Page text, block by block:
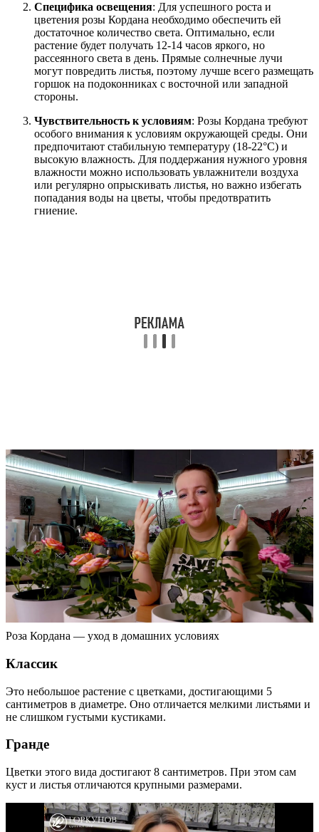
Специфика освещения: Для успешного роста и
цветения розы Кордана необходимо обеспечить ей
достаточное количество света. Оптимально, если
растение будет получать 12-14 часов яркого, но
рассеянного света в день. Прямые солнечные лучи
могут повредить листья, поэтому лучше всего размещать
горшок на подоконниках с восточной или западной
стороны.
Чувствительность к условиям: Розы Кордана требуют
особого внимания к условиям окружающей среды. Они
предпочитают стабильную температуру (18-22°C) и
высокую влажность. Для поддержания нужного уровня
влажности можно использовать увлажнители воздуха
или регулярно опрыскивать листья, но важно избегать
попадания воды на цветы, чтобы предотвратить
гниение.
Роза Кордана — уход в домашних условиях
Классик
Это небольшое растение с цветками, достигающими 5
сантиметров в диаметре. Оно отличается мелкими листьями и
не слишком густыми кустиками.
Гранде
Цветки этого вида достигают 8 сантиметров. При этом сам
куст и листья отличаются крупными размерами.